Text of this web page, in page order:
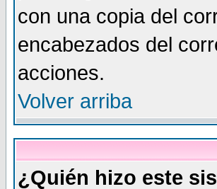
con una copia del
encabezados del
acciones.
Volver arriba
¿Quién hizo este